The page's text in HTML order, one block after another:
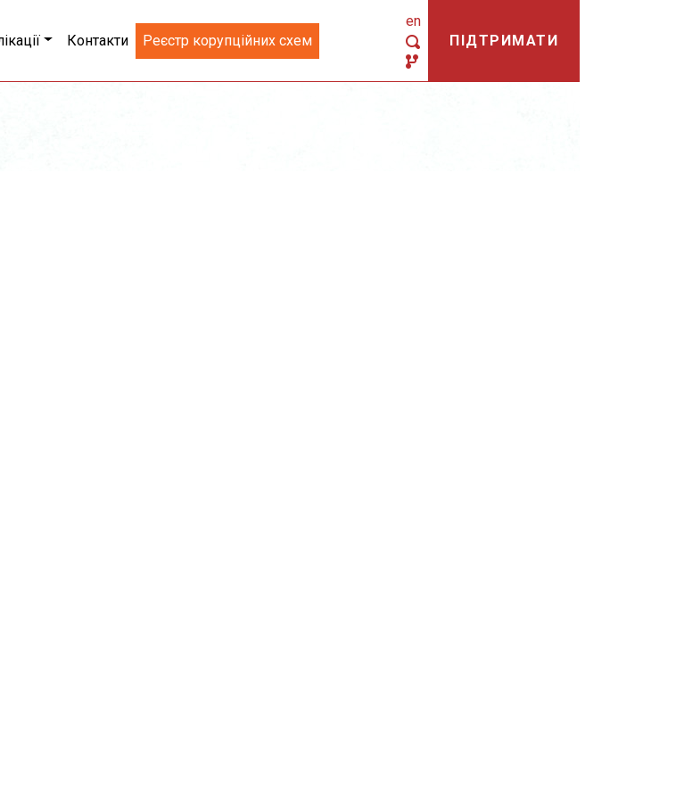
Контакти Реєстр корупційних схем
en
ПІДТРИМАТИ